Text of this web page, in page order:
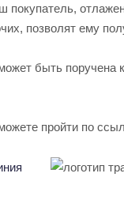
покупатель,
позволят ему
быть
пройти по